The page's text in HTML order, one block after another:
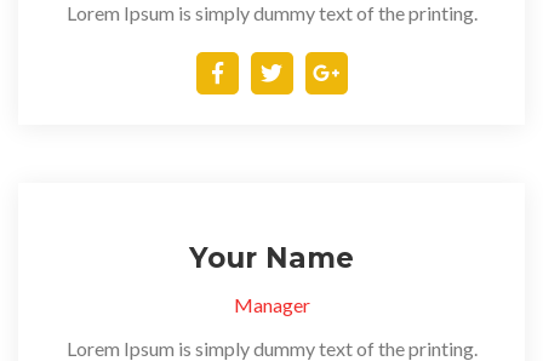
Lorem Ipsum is simply dummy text of the printing.
Your Name
Manager
Lorem Ipsum is simply dummy text of the printing.